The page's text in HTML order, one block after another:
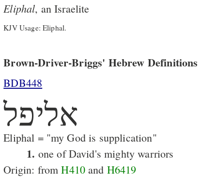
Eliphal, an Israelite
KJV Usage: Eliphal.
Brown-Driver-Briggs' Hebrew Definitions
BDB448
אליפל
Eliphal = "my God is supplication"
1. one of David's mighty warriors
Origin: fromH410and H6419